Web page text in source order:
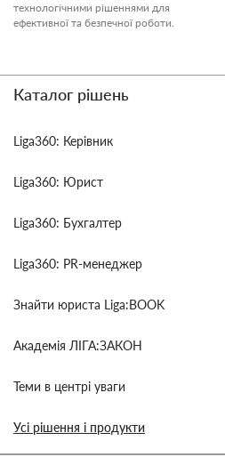
технологічними рішеннями для
ефективної та безпечної роботи.
Каталог рішень
Liga360: Керівник
Liga360: Юрист
Liga360: Бухгалтер
Liga360: PR-менеджер
Знайти юриста Liga:BOOK
Академія ЛІГА:ЗАКОН
Теми в центрі уваги
Усі рішення і продукти